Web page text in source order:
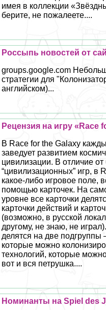
имея в коллекции
берите, не пожалеете....
Россыпь новостей от
groups.google.com
стратегии для
английском)...
Рецензия на игру «Race
В Race for the Galaxy
заведует развитием
цивилизации. В отличие
“цивилизационных” игр, в
какое-либо игровое поле,
помощью карточек. На
уровне все карточки
карточки действий и
(возможно, в русской
другому, не знаю, не
делятся на две подгруппы
которые можно
технологий, которые
вот и вся петрушка....
Номинанты на Spiel des